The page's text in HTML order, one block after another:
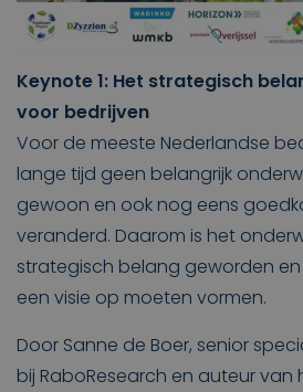
Keynote 1: Het strategisch
voor bedrijven
Voor de meeste Nederlandse
lange tijd geen belangrijk
gewoon en ook nog eens
veranderd. Daarom is het
strategisch belang geworden
een visie op moeten vormen.
Door Sanne de Boer, senior
bij RaboResearch en auteur van